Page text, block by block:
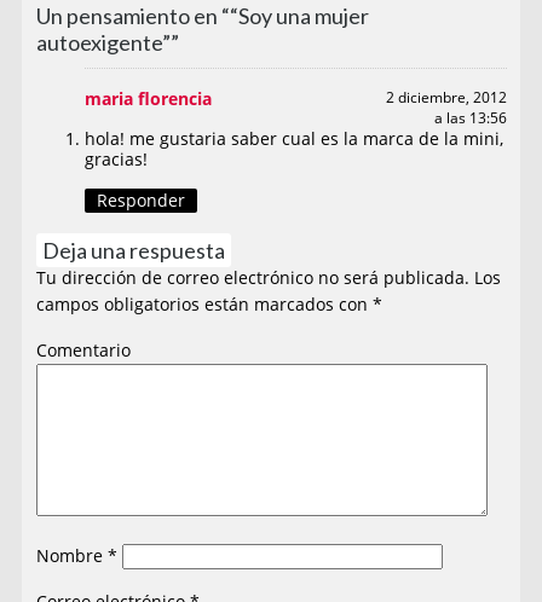
Un pensamiento en ““Soy una mujer
autoexigente””
maria florencia
2 diciembre, 2012
a las 13:56
hola! me gustaria saber cual es la marca de la mini,
gracias!
Responder
Deja una respuesta
Tu dirección de correo electrónico no será publicada. Los
campos obligatorios están marcados con*
Comentario
Nombre*